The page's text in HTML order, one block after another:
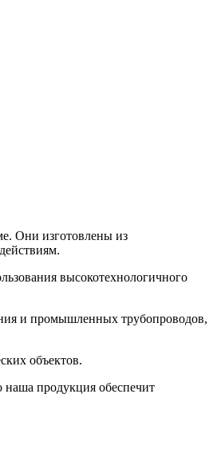
Они изготовлены из
высокотехнологичного
и промышленных трубопроводов,
объектов.
продукция обеспечит